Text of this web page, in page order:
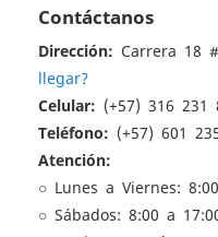
Contáctanos
Dirección: Carrera 18
llegar?
Celular: (+57) 316 231
Teléfono: (+57) 601
Atención:
○ Lunes a Viernes:
○ Sábados: 8:00 a